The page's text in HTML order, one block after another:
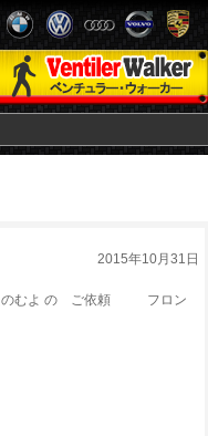
2015年10月31日
たのむよ の ご依頼 フロン